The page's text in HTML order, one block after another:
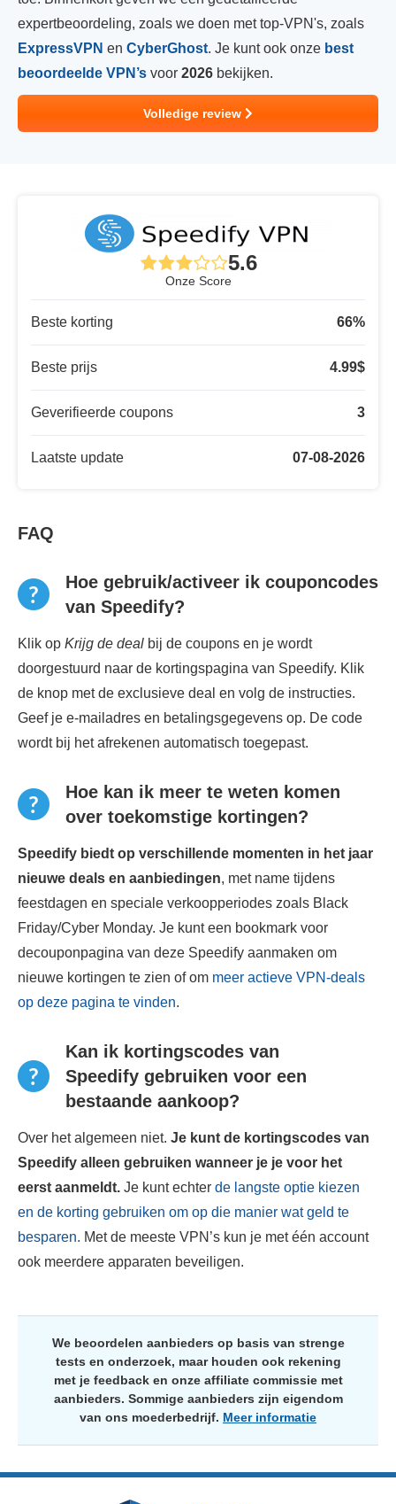
expertbeoordeling, zoals we doen met top-VPN's, zoals
ExpressVPN en CyberGhost. Je kunt ook onze best
beoordeelde VPN’s voor 2026 bekijken.
Volledige review
5.6
Onze Score
Beste korting 66%
Beste prijs 4.99$
Geverifieerde coupons 3
Laatste update 07-08-2026
FAQ
Hoe gebruik/activeer ik couponcodes
van Speedify?
Klik op Krijg de deal bij de coupons en je wordt
doorgestuurd naar de kortingspagina van Speedify. Klik
de knop met de exclusieve deal en volg de instructies.
Geef je e-mailadres en betalingsgegevens op. De code
wordt bij het afrekenen automatisch toegepast.
Hoe kan ik meer te weten komen
over toekomstige kortingen?
Speedify biedt op verschillende momenten in het jaar
nieuwe deals en aanbiedingen, met name tijdens
feestdagen en speciale verkoopperiodes zoals Black
Friday/Cyber ​​Monday. Je kunt een bookmark voor
decouponpagina van deze Speedify aanmaken om
nieuwe kortingen te zien of om meer actieve VPN-deals
op deze pagina te vinden.
Kan ik kortingscodes van
Speedify gebruiken voor een
bestaande aankoop?
Over het algemeen niet. Je kunt de kortingscodes van
Speedify alleen gebruiken wanneer je je voor het
eerst aanmeldt. Je kunt echter de langste optie kiezen
en de korting gebruiken om op die manier wat geld te
besparen. Met de meeste VPN’s kun je met één account
ook meerdere apparaten beveiligen.
We beoordelen aanbieders op basis van strenge
tests en onderzoek, maar houden ook rekening
met je feedback en onze affiliate commissie met
aanbieders. Sommige aanbieders zijn eigendom
van ons moederbedrijf. Meer informatie